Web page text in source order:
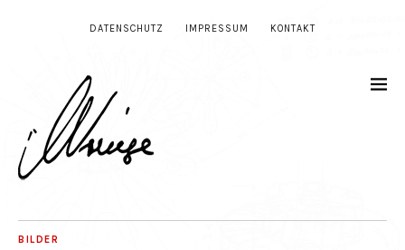
DATENSCHUTZ IMPRESSUM KONTAKT
BILDER